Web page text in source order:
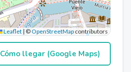
Leaflet |©OpenStreetMapcontributors
Cómo llegar (Google Maps)